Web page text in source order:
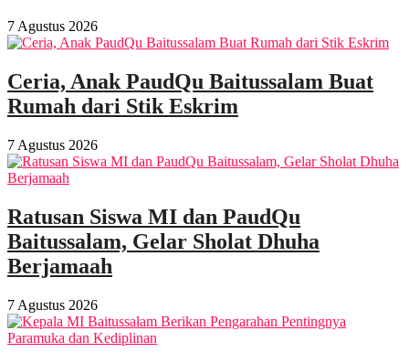
7 Agustus 2026
Ceria, Anak PaudQu Baitussalam Buat
Rumah dari Stik Eskrim
7 Agustus 2026
Ratusan Siswa MI dan PaudQu
Baitussalam, Gelar Sholat Dhuha
Berjamaah
7 Agustus 2026